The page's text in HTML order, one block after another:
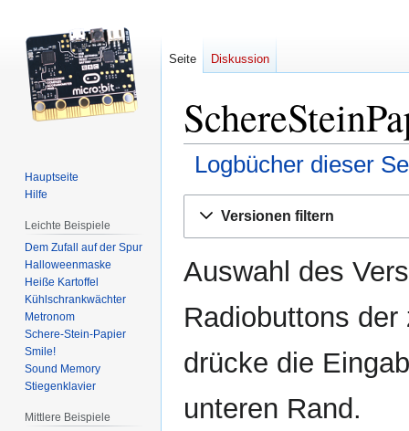
Logbücher dieser
Navigation
Suche
Versionen filtern
Auswahl des
Radiobuttons
drücke die
unteren Rand.
Seite Diskussion
Hauptseite
Hilfe
Leichte Beispiele
Dem Zufall auf der Spur
Halloweenmaske
Heiße Kartoffel
Kühlschrankwächter
Metronom
Schere-Stein-Papier
Smile!
Sound Memory
Stiegenklavier
Mittlere Beispiele